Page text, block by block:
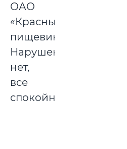
ОАО
«Красный
пищевик».
Нарушений
нет,
все
спокойно.